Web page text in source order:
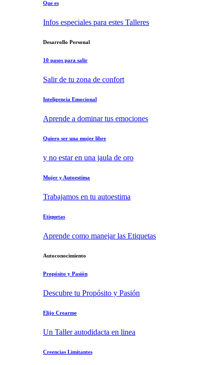
Que es
Infos especiales para estes Talleres
Desarrollo Personal
10 pasos para salir
Salir de tu zona de confort
Inteligencia Emocional
Aprende a dominar tus emociones
Quiero ser una mujer libre
y no estar en una jaula de oro
Mujer y Autoestima
Trabajamos en tu autoestima
Etiquetas
Aprende como manejar las Etiquetas
Autoconocimiento
Propósito y Pasión
Descubre tu Propósito y Pasión
Elijo Crearme
Un Taller autodidacta en linea
Creencias Limitantes